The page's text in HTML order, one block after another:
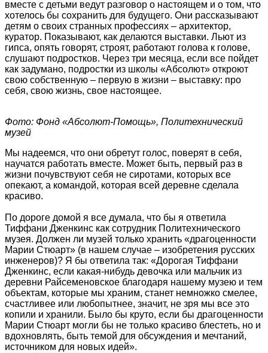
вместе с детьми ведут разговор о настоящем и о том, что
хотелось бы сохранить для будущего. Они рассказывают
детям о своих странных профессиях – архитектор,
куратор. Показывают, как делаются выставки. Льют из
гипса, опять говорят, строят, работают голова к голове,
слушают подростков. Через три месяца, если все пойдет
как задумано, подростки из школы «Абсолют» откроют
свою собственную – первую в жизни – выставку: про
себя, свою жизнь, свое настоящее.
Фото: Фонд «Абсолют-Помощь», Политехнический
музей
Мы надеемся, что они обретут голос, поверят в себя,
научатся работать вместе. Может быть, первый раз в
жизни почувствуют себя не сиротами, которых все
опекают, а командой, которая всей деревне сделала
красиво.
По дороге домой я все думала, что бы я ответила
Тиффани Дженкинс как сотрудник Политехнического
музея. Должен ли музей только хранить «драгоценности
Марии Стюарт» (в нашем случае – изобретения русских
инженеров)? Я бы ответила так: «Дорогая Тиффани
Дженкинс, если какая-нибудь девочка или мальчик из
деревни Райсеменовское благодаря нашему музею и тем
объектам, которые мы храним, станет немножко смелее,
счастливее или любопытнее, значит, не зря мы все это
копили и хранили. Было бы круто, если бы драгоценности
Марии Стюарт могли бы не только красиво блестеть, но и
вдохновлять, быть темой для обсуждения и мечтаний,
источником для новых идей».